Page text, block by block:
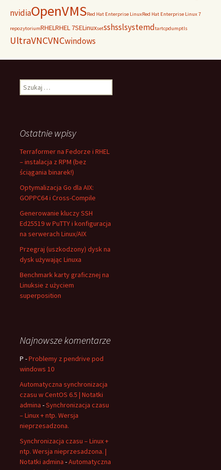
nvidiaOpenVMSRed Hat Enterprise LinuxRed Hat Enterprise Linux 7
repozytoriumRHELRHEL 7SELinuxsetsshsslsystemdtartcpdumptls
UltraVNCVNCwindows
Szukaj:
Ostatnie wpisy
Terraformer na Fedorze i RHEL
– instalacja z RPM (bez
ściągania binarek!)
Optymalizacja Go dla AIX:
GOPPC64 i Cross-Compile
Generowanie kluczy SSH
Ed25519 w PuTTY i konfiguracja
na serwerach Linux/AIX
Przegraj (uszkodzony) dysk na
dysk używając Linuxa
Benchmark karty graficznej na
Linuksie z użyciem
superposition
Najnowsze komentarze
P -Problemy z pendrive pod
windows 10
Automatyczna synchronizacja
czasu w CentOS 6.5 | Notatki
admina -Synchronizacja czasu
– Linux + ntp. Wersja
nieprzesadzona.
Synchronizacja czasu – Linux +
ntp. Wersja nieprzesadzona. |
Notatki admina -Automatyczna